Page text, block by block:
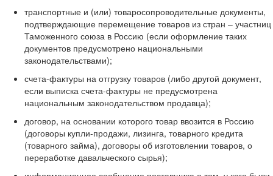
транспортные и (или) товаросопроводительные документы,
подтверждающие перемещение товаров из стран – участниц
Таможенного союза в Россию (если оформление таких
документов предусмотрено национальными
законодательствами);
счета-фактуры на отгрузку товаров (либо другой документ,
если выписка счета-фактуры не предусмотрена
национальным законодательством продавца);
договор, на основании которого товар ввозится в Россию
(договоры купли-продажи, лизинга, товарного кредита
(товарного займа), договоры об изготовлении товаров, о
переработке давальческого сырья);